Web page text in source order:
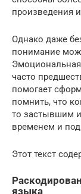
произведения
Однако даже
понимание
часто
помогает
помнить, что
то застывшим
временем и
Этот текст
языка